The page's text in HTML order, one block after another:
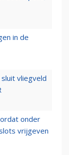
in de
vliegveld
onder
vrijgeven